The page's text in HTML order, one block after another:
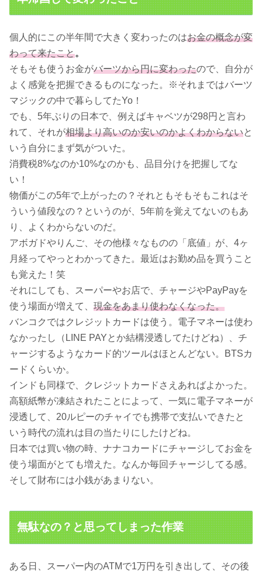
個人的にこの半年間で大きく変わったのはお金の概念が変
わって来たこと。
そもそも使うお金がバーツから円に変わったので、自分が
よく感覚を把握できるものになった。※それまではバーツ
マジックの中で暮らしてたYo！
でも、5年ぶりの日本で、例えばキャベツが298円と言わ
れて、それが相場より高いのか安いのかよくわからないと
いう自分にまず気がついた。
消費税8%なのか10%なのかも、品目分けを把握してな
い！
物価がこの5年で上がったの？それともそもそもこれはそ
ういう値段なの？というのが、5年前を覚えてないのもあ
り、よくわからないのだ。
アボガドやりんご、その他様々なものの「底値」が、4ヶ
月経ってやっとわかってきた。最近はお勤め品を買うこと
も覚えた！笑
それにしても、スーパーやお店で、チャージやPayPayを
使う場面が増えて、 現金をあまり使わなくなった。
バンコクではクレジットカードは使う。電子マネーは使わ
なかったし（LINE PAYとか結構浸透してたけどね）、チ
ャージするようなカード的ツールはほとんどない。BTSカ
ードくらいか。
インドも同様で、クレジットカードさえあればよかった。
高額紙幣が凍結されたことによって、一気に電子マネーが
浸透して、20ルピーのチャイでも携帯で支払いできたと
いう時代の流れは目の当たりにしたけどね。
日本では買い物の時、ナナコカードにチャージしてお金を
使う場面がとても増えた。なんか毎回チャージしてる感。
そして財布には小銭があまりない。
無駄なの？と思ってしまった作業
ある日、スーパー内のATMで1万円を引き出して、その後